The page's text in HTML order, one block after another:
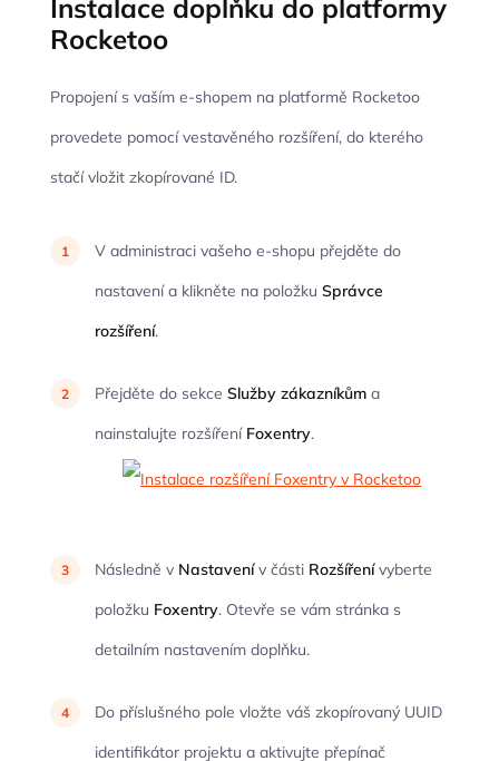
Instalace doplňku do platformy
Rocketoo
Propojení s vaším e-shopem na platformě Rocketoo
provedete pomocí vestavěného rozšíření, do kterého
stačí vložit zkopírované ID.
V administraci vašeho e-shopu přejděte do
nastavení a klikněte na položku Správce
rozšíření.
Přejděte do sekce Služby zákazníkům a
nainstalujte rozšíření Foxentry.
Následně v Nastavenív části Rozšířenívyberte
položku Foxentry. Otevře se vám stránka s
detailním nastavením doplňku.
Do příslušného pole vložte váš zkopírovaný UUID
identifikátor projektu a aktivujte přepínač